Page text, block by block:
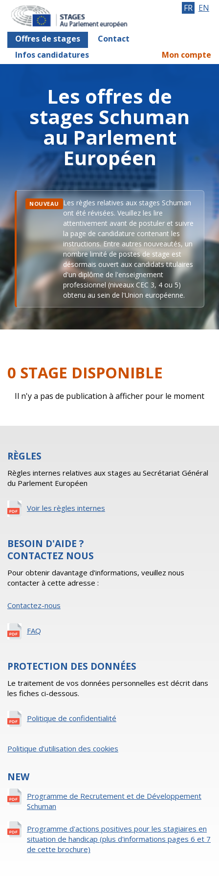
Offres de stages
Contact
Infos candidatures
FR EN
Mon compte
Les offres de
stages Schuman
au Parlement
Européen
NOUVEAU
Les règles relatives aux stages Schuman
ont été révisées. Veuillez les lire
attentivement avant de postuler et suivre
la page de candidature contenant les
instructions. Entre autres nouveautés, un
nombre limité de postes de stage est
désormais ouvert aux candidats titulaires
d'un diplôme de l'enseignement
professionnel (niveaux CEC 3, 4 ou 5)
obtenu au sein de l'Union européenne.
0 STAGE DISPONIBLE
Il n'y a pas de publication à afficher pour le moment
RÈGLES
Règles internes relatives aux stages au Secrétariat Général
du Parlement Européen
Voir les règles internes
BESOIN D'AIDE ?
CONTACTEZ NOUS
Pour obtenir davantage d'informations, veuillez nous
contacter à cette adresse :
Contactez-nous
FAQ
PROTECTION DES DONNÉES
Le traitement de vos données personnelles est décrit dans
les fiches ci-dessous.
Politique de confidentialité
Politique d’utilisation des cookies
NEW
Programme de Recrutement et de Développement
Schuman
Programme d'actions positives pour les stagiaires en
situation de handicap (plus d'informations pages 6 et 7
de cette brochure)